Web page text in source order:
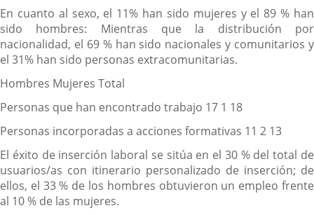
En cuanto al sexo, el 11% han sido mujeres y el 89 % han
sido hombres: Mientras que la distribución por
nacionalidad, el 69 % han sido nacionales y comunitarios y
el 31% han sido personas extracomunitarias.
Hombres Mujeres Total
Personas que han encontrado trabajo 17 1 18
Personas incorporadas a acciones formativas 11 2 13
El éxito de inserción laboral se sitúa en el 30 % del total de
usuarios/as con itinerario personalizado de inserción; de
ellos, el 33 % de los hombres obtuvieron un empleo frente
al 10 % de las mujeres.